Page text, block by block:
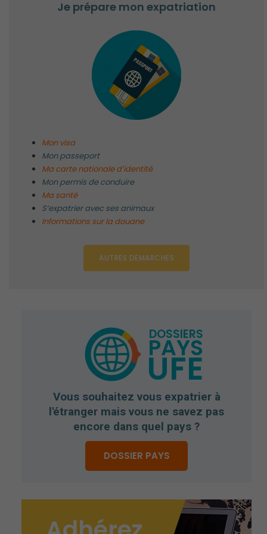
Je prépare mon expatriation
Mon visa
Mon passeport
Ma carte nationale d’identité
Mon permis de conduire
Ma santé
S’expatrier avec ses animaux
Informations sur la douane
AUTRES DEMARCHES
UFE
Vous souhaitez vous expatrier à
l'étranger mais vous ne savez pas
encore dans quel pays ?
DOSSIER PAYS
DOSSIERS
PAYS
Obligatoires
Ces cookies ne
sont pas
optionnels et
bon
fonctionnement
du site.